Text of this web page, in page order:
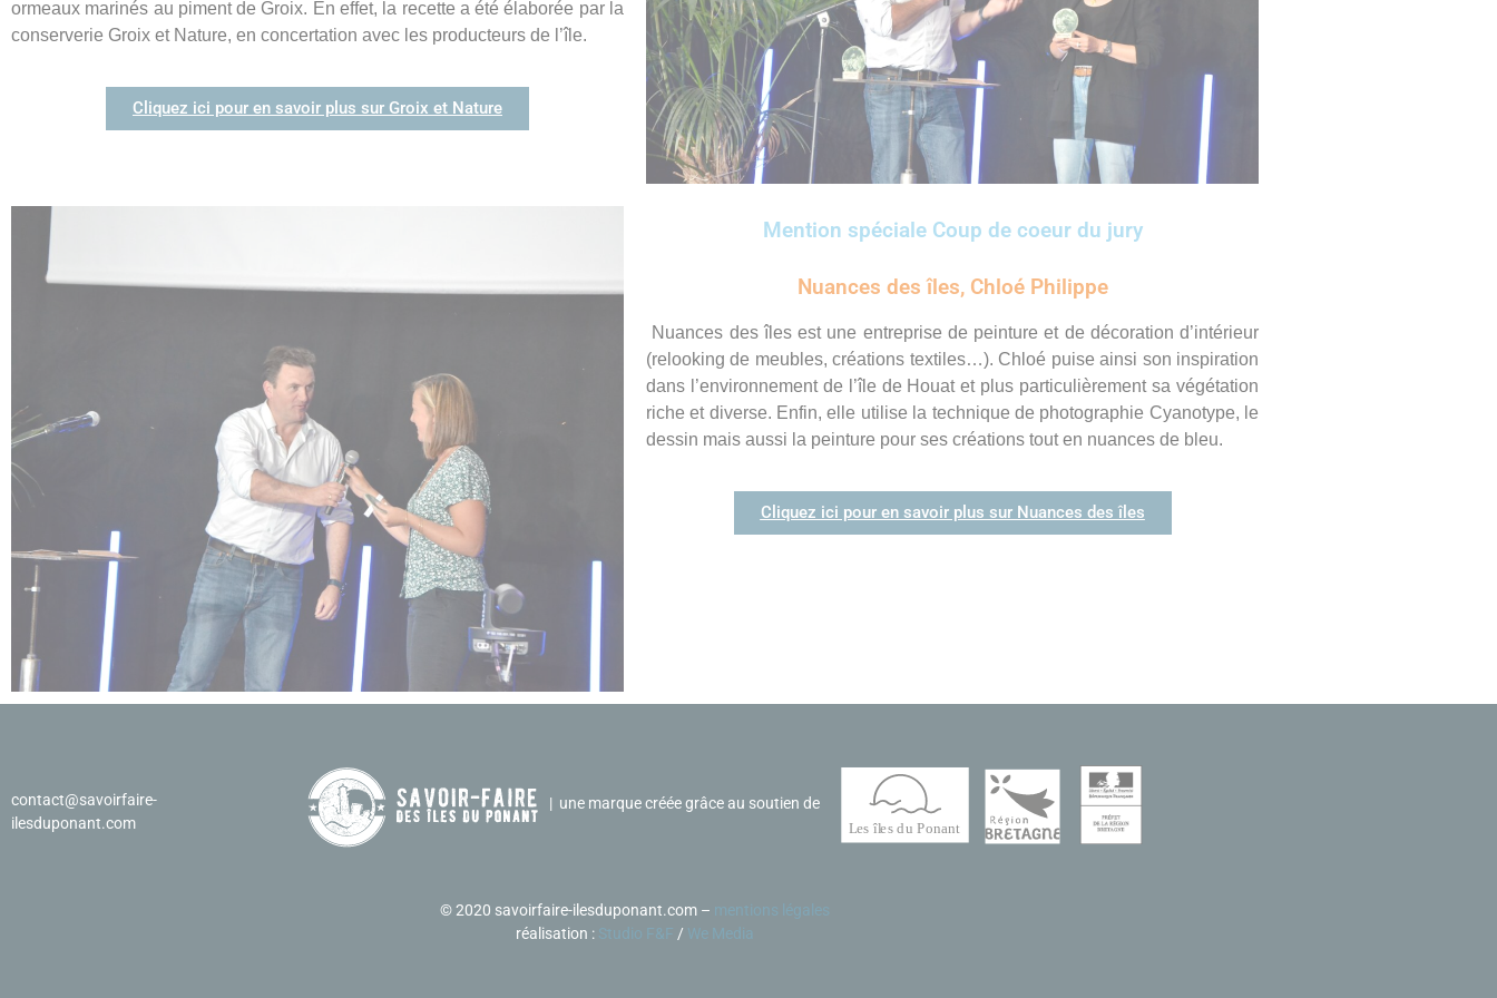
ormeaux marinés au piment de Groix. En effet, la recette a été élaborée par la
conserverie Groix et Nature, en concertation avec les producteurs de l’île.
Cliquez ici pour en savoir plus sur Groix et Nature
Mention spéciale Coup de coeur du jury
Nuances des îles, Chloé Philippe
Nuances des îles est une entreprise de peinture et de décoration d’intérieur
(relooking de meubles, créations textiles…). Chloé puise ainsi son inspiration
dans l’environnement de l’île de Houat et plus particulièrement sa végétation
riche et diverse. Enfin, elle utilise la technique de photographie Cyanotype, le
dessin mais aussi la peinture pour ses créations tout en nuances de bleu.
Cliquez ici pour en savoir plus sur Nuances des îles
contact@savoirfaire-
ilesduponant.com
| une marque créée grâce au soutien de
©2020 savoirfaire-ilesduponant.com – mentions légales
réalisation : Studio F&F / We Media